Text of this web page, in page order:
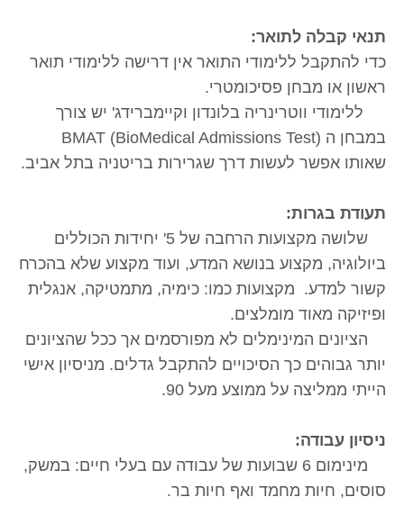
תנאי קבלה לתואר:
כדי להתקבל ללימודי התואר אין דרישה ללימודי תואר
ראשון או מבחן פסיכומטרי.
ללימודי ווטרינריה בלונדון וקיימברידג' יש צורך
במבחן ה BMAT (BioMedical Admissions Test)
שאותו אפשר לעשות דרך שגרירות בריטניה בתל אביב.
תעודת בגרות:
שלושה מקצועות הרחבה של 5' יחידות הכוללים
ביולוגיה, מקצוע בנושא המדע, ועוד מקצוע שלא בהכרח
קשור למדע. מקצועות כמו: כימיה, מתמטיקה, אנגלית
ופיזיקה מאוד מומלצים.
הציונים המינימלים לא מפורסמים אך ככל שהציונים
יותר גבוהים כך הסיכויים להתקבל גדלים. מניסיון אישי
הייתי ממליצה על ממוצע מעל 90.
ניסיון עבודה:
מינימום 6 שבועות של עבודה עם בעלי חיים: במשק,
סוסים, חיות מחמד ואף חיות בר.